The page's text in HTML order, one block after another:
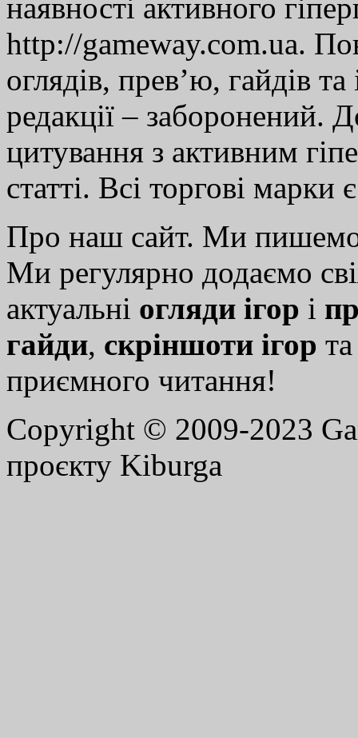
наявності активного
http://gameway.com.ua.
оглядів, прев’ю, гайдів
редакції – заборонений.
цитування з активним
статті. Всі торгові марки
Про наш сайт. Ми
Ми регулярно додаємо
актуальні огляди ігор і
гайди, скріншоти ігор
приємного читання!
Copyright © 2009-2023
проєкту Kiburga